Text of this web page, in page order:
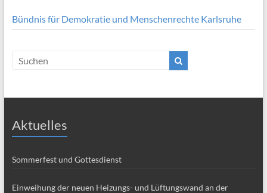
Bündnis für Demokratie und Menschenrechte Karlsruhe
Aktuelles
Sommerfest und Gottesdienst
Einweihung der neuen Heizungs- und Lüftungswand an der